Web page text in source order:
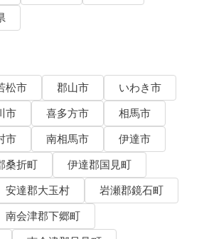
松市 郡山市
いわき市
市 喜多方市
相馬市
市 南相馬市
伊達市
桑折町
伊達郡国見町
安達郡大玉村
岩瀬郡鏡石町
南会津郡下郷町